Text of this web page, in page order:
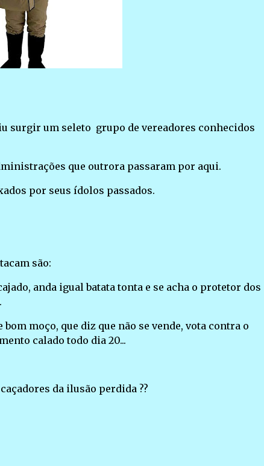
surgir um seleto grupo de vereadores conhecidos
que outrora passaram por aqui.
por seus ídolos passados.
são:
anda igual batata tonta e se acha o protetor dos
moço, que diz que não se vende, vota contra o
calado todo dia 20...
da ilusão perdida ??